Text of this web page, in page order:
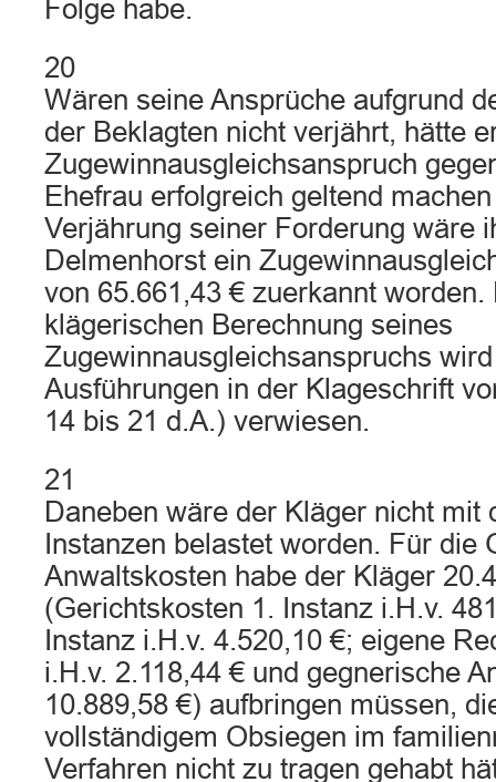
Folge habe.
20
Wären seine Ansprüche aufgrund
der Beklagten nicht verjährt, hätte
Zugewinnausgleichsanspruch
Ehefrau erfolgreich geltend
Verjährung seiner Forderung wäre
Delmenhorst ein
von 65.661,43 € zuerkannt
klägerischen Berechnung seines
Zugewinnausgleichsanspruchs
Ausführungen in der Klageschrift
14 bis 21 d.A.) verwiesen.
21
Daneben wäre der Kläger nicht mit
Instanzen belastet worden. Für die
Anwaltskosten habe der Kläger
(Gerichtskosten 1. Instanz i.H.v.
Instanz i.H.v. 4.520,10 €; eigene
i.H.v. 2.118,44 € und gegnerische
10.889,58 €) aufbringen müssen,
vollständigem Obsiegen im
Verfahren nicht zu tragen gehabt